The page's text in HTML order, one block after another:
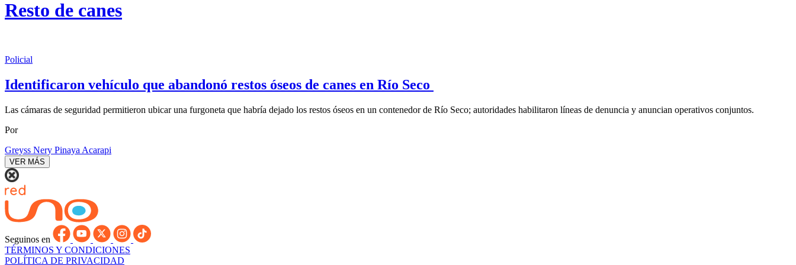
Resto de canes
Policial
Identificaron vehículo que abandonó restos óseos de canes en Río Seco
Las cámaras de seguridad permitieron ubicar una furgoneta que habría dejado los restos óseos en un contenedor de Río Seco; autoridades habilitaron líneas de denuncia y anuncian operativos conjuntos.
Por
Greyss Nery Pinaya Acarapi
VER MÁS
Seguinos en
TÉRMINOS Y CONDICIONES
POLÍTICA DE PRIVACIDAD